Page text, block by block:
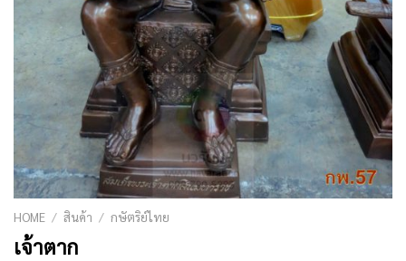
HOME / สินค้า / กษัตริย์ไทย
เจ้าตาก